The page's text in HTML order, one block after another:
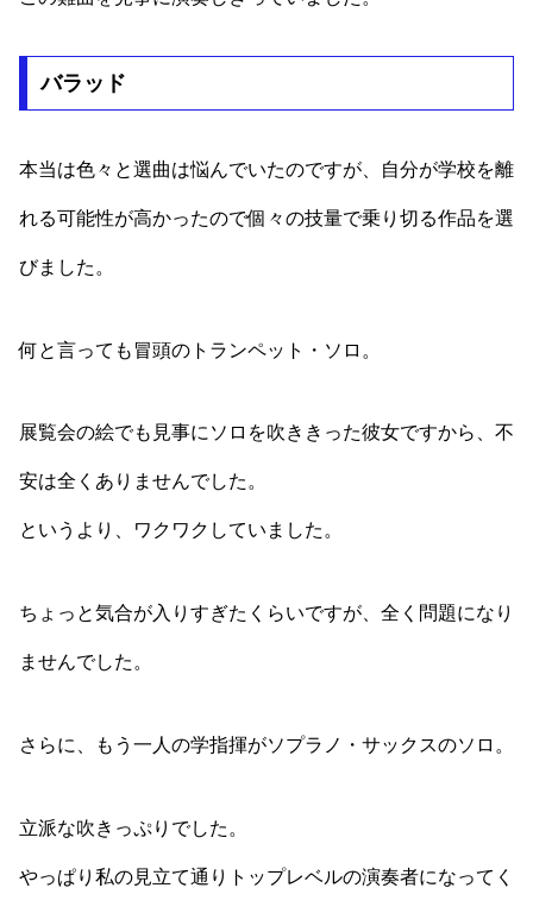
バラッド
本当は色々と選曲は悩んでいたのですが、自分が学校を離
れる可能性が高かったので個々の技量で乗り切る作品を選
びました。
何と言っても冒頭のトランペット・ソロ。
展覧会の絵でも見事にソロを吹ききった彼女ですから、不
安は全くありませんでした。
というより、ワクワクしていました。
ちょっと気合が入りすぎたくらいですが、全く問題になり
ませんでした。
さらに、もう一人の学指揮がソプラノ・サックスのソロ。
立派な吹きっぷりでした。
やっぱり私の見立て通りトップレベルの演奏者になってく